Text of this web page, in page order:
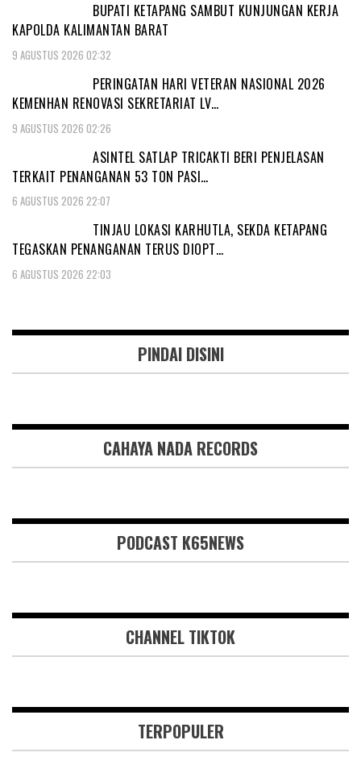
BUPATI KETAPANG SAMBUT KUNJUNGAN KERJA
KAPOLDA KALIMANTAN BARAT
9 AGUSTUS 2026 02:32
PERINGATAN HARI VETERAN NASIONAL 2026
KEMENHAN RENOVASI SEKRETARIAT LV…
9 AGUSTUS 2026 02:26
ASINTEL SATLAP TRICAKTI BERI PENJELASAN
TERKAIT PENANGANAN 53 TON PASI…
6 AGUSTUS 2026 22:07
TINJAU LOKASI KARHUTLA, SEKDA KETAPANG
TEGASKAN PENANGANAN TERUS DIOPT…
6 AGUSTUS 2026 22:03
PINDAI DISINI
CAHAYA NADA RECORDS
PODCAST K65NEWS
CHANNEL TIKTOK
TERPOPULER